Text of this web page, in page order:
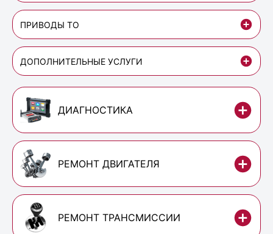
ПРИВОДЫ ТО
ДОПОЛНИТЕЛЬНЫЕ УСЛУГИ
ДИАГНОСТИКА
РЕМОНТ ДВИГАТЕЛЯ
РЕМОНТ ТРАНСМИССИИ